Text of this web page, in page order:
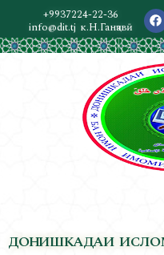
+9937224-22-36
info@dit.tj к.Н.Ганҷавӣ
ДОНИШКАДАИ